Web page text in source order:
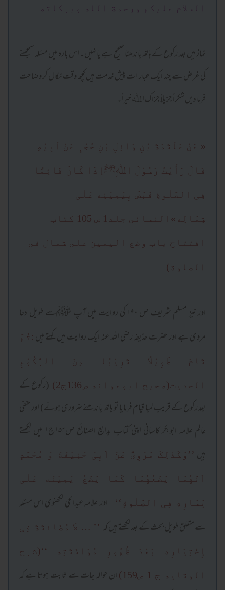
السلام عليكم ورحمة الله وبركاته
نماز میں بعد رکوع کے ہاتھ باندھنا صحیح ہے یا نہیں۔ اس بارہ میں مسئلہ سمجھنے
کی غرض سے چند ایک عبار۱ت پیش خدمت ہیں کچھ وقت نکال کر وضاحت
فرما دیں شکراً جزیلاً جزاک اﷲ خیراً۔
« عَنْ عَلْقَمَةَ بْنِ وَائِلِ بْنِ حُجْرٍ عَنْ اَبِيْهِ
قَالَ رَأَيْتُ رَسُوْلَ اﷲِﷺاِذَا کَانَ قَائِمًا
فِی الصَّلٰوةِ قَبَضَ بِيَمِيْنِه عَلٰی
شِمَالِه»النسائى جلد1 ص 105 كتاب
افتتاح باب وضع اليمين على شمال فى
الصلوة)
اور نیز مسلم شریف ص ۱۹۰ کی روایت میں آپ ﷺسے طویل دعا
مروی ہے اور حضرت حذیفہ رضی اللہ عنہ ایک روایت میں کہتے ہیں :ثُمَّ
قَامَ طَوِيْلاً قَرِيْبًا مِنَ الرُّکُوْعِ
الحديث(صحيح ابوعوانه ص136ج2)
(رکوع کے
بعد رکوع کے قریب لمبا قیام فرمایا تو ہاتھ باندھنے ضروری ہوئے) اور حنفی
عالم علامہ ابوبکر کاسانی اپنی کتاب بدایع الصنائع ص۱۵۲ج۱ میں لکھتے
ہیں ’’وَکَذٰلِکَ مَرْوِیٌّ عَنْ اَبِیْ حَنِيْفَةَ وَ مُحَمَّدٍ
اَنَّهُمَا يَضَعُهُمَا کَمَا يَضَعُ يَمِيْنَه عَلٰی
يَسَارِه فِی الصَّلٰوةِ‘‘
اور علامہ عبدالحی لکھنوی اس مسئلہ
سے متعلق طویل بحث کے بعد لکھتے ہیں کہ ’’ … لاَ مُضَائقَةَ فِی
إِخْتِيَارِه بَعْدَ ظُهُورِ مُوَافَقَتِه ‘‘(شرح
الوقايه ج 1 ص159)
ان حوالہ جات سے ثابت ہوتا ہے کہ